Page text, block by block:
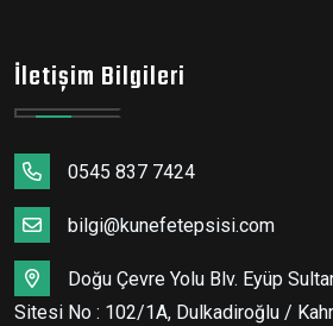
İletişim Bilgileri
0545 837 7424
bilgi@kunefetepsisi.com
Doğu Çevre Yolu Blv. Eyüp
Sitesi No : 102/1A, Dulkadiroğlu /